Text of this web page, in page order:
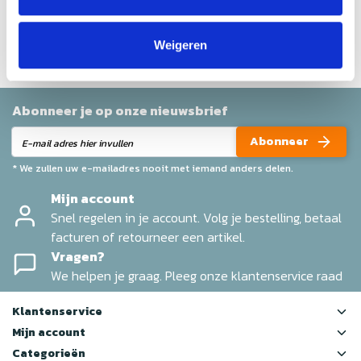
Weigeren
Help ons en andere klanten door het schrijven van een
Abonneer je op onze nieuwsbrief
Abonneer
* We zullen uw e-mailadres nooit met iemand anders delen.
Mijn account
Snel regelen in je account. Volg je bestelling, betaal
facturen of retourneer een artikel.
Vragen?
We helpen je graag. Pleeg onze klantenservice raad
Klantenservice
Mijn account
Categorieën